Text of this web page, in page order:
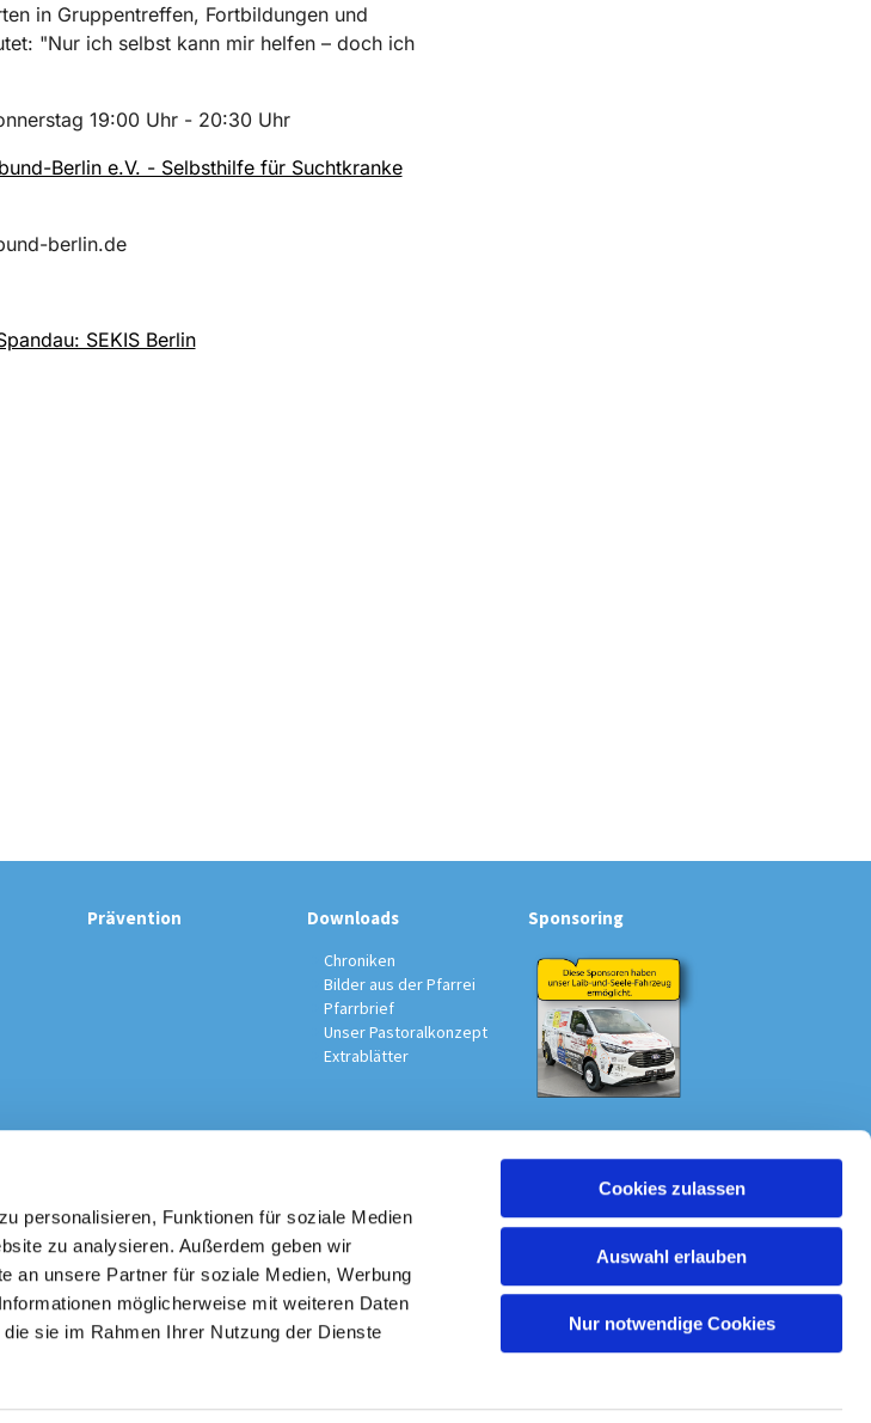
personalisieren, Funktionen für soziale Medien
zu analysieren. Außerdem geben wir
an unsere Partner für soziale Medien, Werbung
möglicherweise mit weiteren Daten
sie im Rahmen Ihrer Nutzung der Dienste
Cookies zulassen
Auswahl erlauben
Nur notwendige Cookies
in Gruppentreffen, Fortbildungen und
"Nur ich selbst kann mir helfen – doch ich
19:00 Uhr - 20:30 Uhr
Berlin e.V. - Selbsthilfe für Suchtkranke
berlin.de
SEKIS Berlin
Prävention Downloads
Chroniken
Bilder aus der Pfarrei
Pfarrbrief
Unser Pastoralkonzept
Extrablätter
Sponsoring
St. Johannes der Täufer Spandau-Südwest
50, 13589 Berlin
030 – 373 22 16
johannes-spandau.de
|Datenschutzhinweise|Erzbistum Berlin